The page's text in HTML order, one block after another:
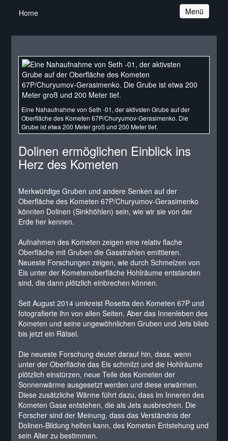
Navigation
Menü
Home
Eine Nahaufnahme von Seth -01, der aktivsten Grube auf der
Oberfläche des Kometen 67P/Churyumov-Gerasimenko. Die
Grube ist etwa 200 Meter groß und 200 Meter tief.
Dolinen ermöglichen Einblick ins
Herz des Kometen
Merkwürdige Gruben und andere Senken auf der
Oberfläche des Kometen 67P/Churyumov-Gerasimenko
könnten Dolinen (Sinkhöhlen) sein, wie wir sie von der
Erde her kennen.
Aufnahmen des Kometen zeigen eine relativ flache
Oberfläche mit Gruben die Gasstrahlen emittieren.
Neueste Forschungen zeigen, wie durch Schmelzen von
Eis unter der Kometenoberfläche Hohlräume entstanden
sind, die dann plötzlich einbrechen können.
Seit August 2014 umkreist Rosetta den Kometen 67P und
fotografierte ihn von allen Seiten. Aber das Innenleben des
Kometen und seine ungewöhnlichen Gruben und Jets blieb
bis jetzt ein Rätsel.
Die neueste Forschung deutet darauf hin, dass, wenn
unter der Oberfläche das Eis schmilzt und die Hohlräume
plötzlich einstürzen, neue Teile des Kometen der
Sonnenwärme ausgesetzt werden und diese erwärmen.
Diese zusätzliche Wärme führt dazu, dass im Inneren des
Kometen Gase entstehen, die als Jets ausbrechen. Die
Forscher sind der Meinung, dass das Verständnis der
Dolinen-Bildung helfen kann, des Kometen Entstehung und
sein Alter zu bestimmen.